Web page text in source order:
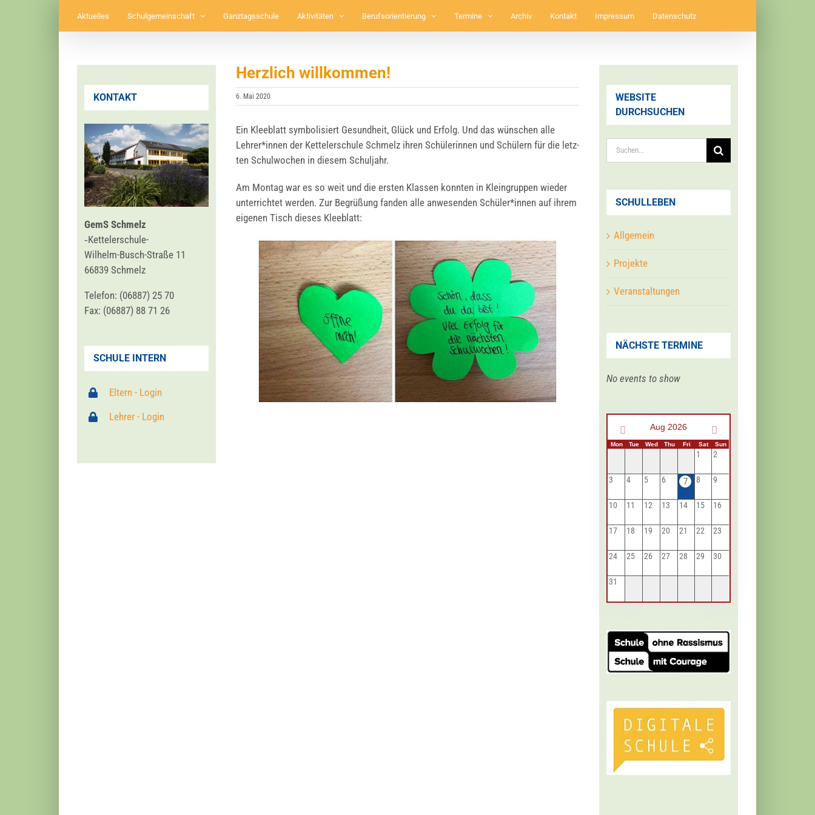
Aktuelles Schulgemeinschaft Ganztagsschule Aktivitäten Berufsorientierung Termine Archiv Kontakt Impressum Datenschutz
Herzlich willkommen!
6. Mai 2020
Ein Klee­blatt sym­bo­li­siert Gesund­heit, Glück und Erfolg. Und das wün­schen alle
Lehrer*innen der Ket­tel­er­schu­le Schmelz ihren Schü­le­rin­nen und Schü­lern für die letz­
ten Schul­wo­chen in die­sem Schul­jahr.
Am Mon­tag war es so weit und die ers­ten Klas­sen konn­ten in Klein­grup­pen wie­der
unter­rich­tet wer­den. Zur Begrü­ßung fan­den alle anwe­sen­den Schüler*innen auf ihrem
eige­nen Tisch die­ses Klee­blatt:
KONTAKT
GemS Schmelz
‑Ket­tel­er­schu­le-
Wil­helm-Busch-Stra­ße 11
66839 Schmelz
Tele­fon: (06887) 25 70
Fax: (06887) 88 71 26
SCHULE INTERN
Eltern - Login
Lehrer - Login
WEBSITE
DURCHSUCHEN
Suche
nach:
SCHULLEBEN
Allgemein
Projekte
Veranstaltungen
NÄCHSTE TERMINE
No events to show
Aug 2026
Mon Tue Wed Thu Fri Sat Sun
1 2
3 4 5 6 7 8 9
10 11 12 13 14 15 16
17 18 19 20 21 22 23
24 25 26 27 28 29 30
31